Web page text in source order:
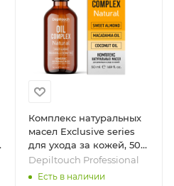
Комплекс натуральных
масел Exclusive series
для ухода за кожей, 50
мл, бренд - Depiltouch
Professional
Depiltouch Professional
Есть в наличии